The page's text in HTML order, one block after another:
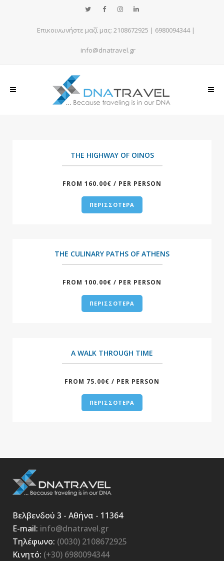
Επικοινωνήστε μαζί μας: 2108672925 | 6980094344|
info@dnatravel.gr
+
THE HIGHWAY OF OINOS
FROM 160.00€ / PER PERSON
ΠΕΡΙΣΣΟΤΕΡΑ
+
THE CULINARY PATHS OF ATHENS
FROM 100.00€ / PER PERSON
ΠΕΡΙΣΣΟΤΕΡΑ
+
A WALK THROUGH TIME
FROM 75.00€ / PER PERSON
ΠΕΡΙΣΣΟΤΕΡΑ
Βελβενδού 3 - Αθήνα - 11364
E-mail: info@dnatravel.gr
Τηλέφωνο: (0030) 2108672925
Κινητό: (+30) 6980094344